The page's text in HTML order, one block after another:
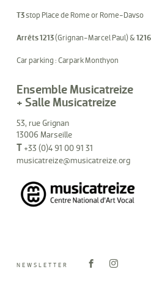
T3stop Place de Rome or Rome-Davso
Arrêts 1213(Grignan-Marcel Paul) & 1216
Car parking : Carpark Monthyon
Ensemble Musicatreize
+ Salle Musicatreize
53, rue Grignan
13006 Marseille
T+33 (0)4 91 00 91 31
musicatreize@musicatreize.org
NEWSLETTER